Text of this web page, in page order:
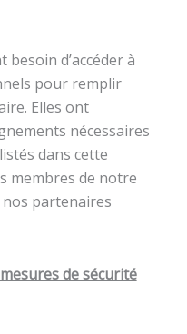
d’accéder à
pour remplir
Elles ont
nécessaires
dans cette
membres de notre
partenaires
de sécurité